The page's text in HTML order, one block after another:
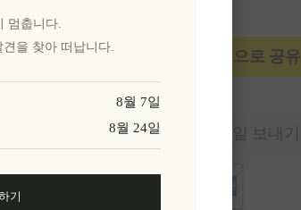
공유해보세요
카카오톡으로 공유
친구에게 이메일 보내기
멈춥니다.
을 찾아 떠납니다.
8월 7일
8월 24일
기